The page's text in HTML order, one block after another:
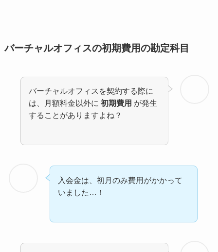
バーチャルオフィスの初期費用の勘定科目
バーチャルオフィスを契約する際に
は、月額料金以外に 初期費用 が発生
することがありますよね？
入会金は、初月のみ費用がかかって
いました…！